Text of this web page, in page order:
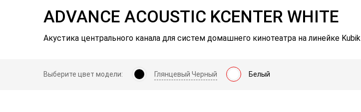
ADVANCE ACOUSTIC KCENTER WHITE
Акустика центрального канала для систем домашнего кинотеатра на линейке Kubik
Выберите цвет модели: Глянцевый Черный Белый